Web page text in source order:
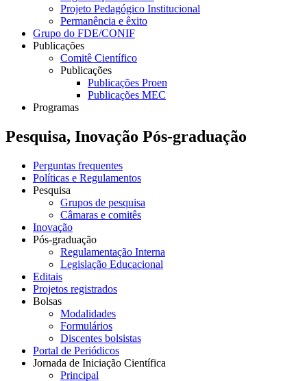
Projeto Pedagógico Institucional
Permanência e êxito
Grupo do FDE/CONIF
Publicações
Comitê Científico
Publicações
Publicações Proen
Publicações MEC
Programas
Pesquisa, Inovação Pós-graduação
Perguntas frequentes
Políticas e Regulamentos
Pesquisa
Grupos de pesquisa
Câmaras e comitês
Inovação
Pós-graduação
Regulamentação Interna
Legislação Educacional
Editais
Projetos registrados
Bolsas
Modalidades
Formulários
Discentes bolsistas
Portal de Periódicos
Jornada de Iniciação Científica
Principal